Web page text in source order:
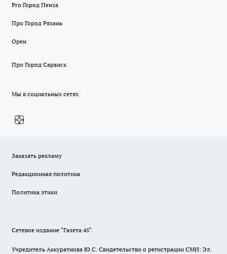
Pro Город Пенза
Про Город Рязань
Орен
Про Город Саранск
Мы в социальных сетях
Заказать рекламу
Редакционная политика
Политика этики
Сетевое издание "Газета 45".
Учредитель Аккуратнова Ю.С. Свидетельство о регистрации СМИ: Эл.